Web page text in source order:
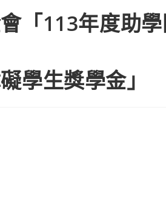
「113年度助
學生獎學金」